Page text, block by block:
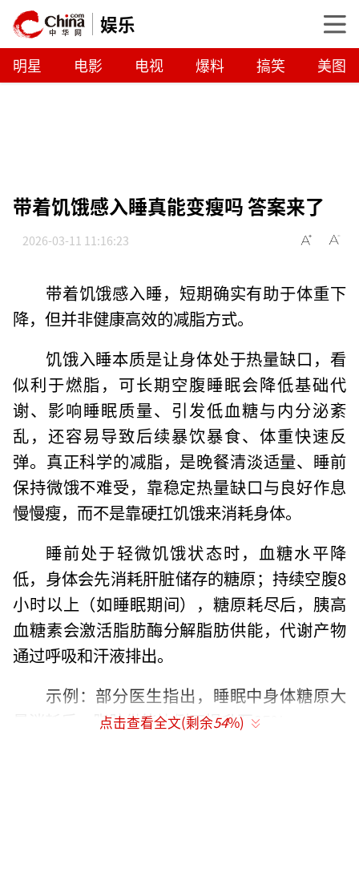
娱乐
明星 电影 电视 爆料 搞笑 美图
带着饥饿感入睡真能变瘦吗 答案来了
2026-03-11 11:16:23
带着饥饿感入睡，短期确实有助于体重下
降，但并非健康高效的减脂方式。
饥饿入睡本质是让身体处于热量缺口，看
似利于燃脂，可长期空腹睡眠会降低基础代
谢、影响睡眠质量、引发低血糖与内分泌紊
乱，还容易导致后续暴饮暴食、体重快速反
弹。真正科学的减脂，是晚餐清淡适量、睡前
保持微饿不难受，靠稳定热量缺口与良好作息
慢慢瘦，而不是靠硬扛饥饿来消耗身体。
睡前处于轻微饥饿状态时，血糖水平降
低，身体会先消耗肝脏储存的糖原；持续空腹8
小时以上（如睡眠期间），糖原耗尽后，胰高
血糖素会激活脂肪酶分解脂肪供能，代谢产物
通过呼吸和汗液排出。
示例：部分医生指出，睡眠中身体糖原大
量消耗后，脂肪供能比例可提升至85%。
点击查看全文(剩余54%)